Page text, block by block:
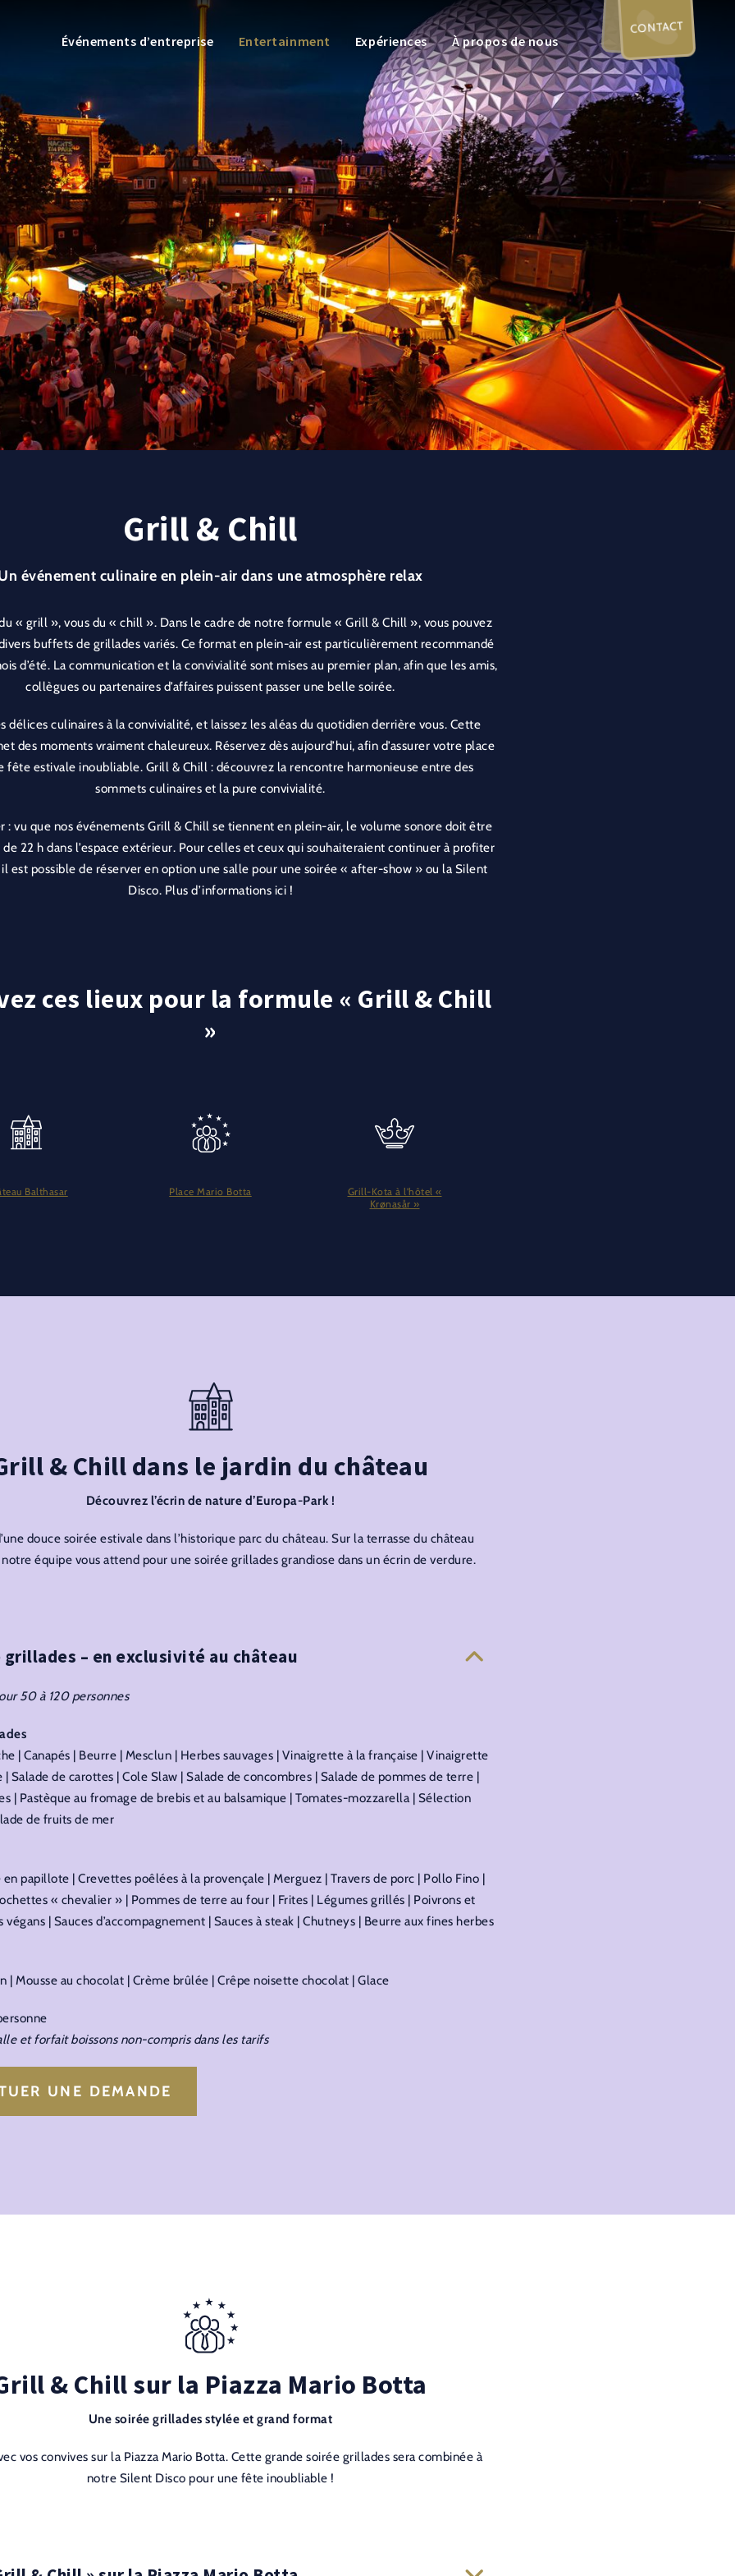
Événements d’entreprise Entertainment Expériences À propos de nous
CONTACT
Grill & Chill
événement culinaire en plein-air dans une atmosphère relax
du « grill », vous du « chill ». Dans le cadre de notre formule « Grill & Chill », vous pouvez
buffets de grillades variés. Ce format en plein-air est particulièrement recommandé
d’été. La communication et la convivialité sont mises au premier plan, afin que les amis,
collègues ou partenaires d’affaires puissent passer une belle soirée.
délices culinaires à la convivialité, et laissez les aléas du quotidien derrière vous. Cette
des moments vraiment chaleureux. Réservez dès aujourd’hui, afin d’assurer votre place
fête estivale inoubliable. Grill & Chill : découvrez la rencontre harmonieuse entre des
sommets culinaires et la pure convivialité.
: vu que nos événements Grill & Chill se tiennent en plein-air, le volume sonore doit être
22 h dans l’espace extérieur. Pour celles et ceux qui souhaiteraient continuer à profiter
est possible de réserver en option une salle pour une soirée « after-show » ou la Silent
Disco. Plus d’informations ici !
ces lieux pour la formule « Grill & Chill
»
Balthasar Place Mario Botta
Grill-Kota à l’hôtel «
Krønasår »
& Chill dans le jardin du château
Découvrez l’écrin de nature d’Europa-Park !
douce soirée estivale dans l’historique parc du château. Sur la terrasse du château
équipe vous attend pour une soirée grillades grandiose dans un écrin de verdure.
– en exclusivité au château
50 à 120 personnes
| Canapés | Beurre | Mesclun | Herbes sauvages | Vinaigrette à la française | Vinaigrette
| Salade de carottes | Cole Slaw | Salade de concombres | Salade de pommes de terre |
| Pastèque au fromage de brebis et au balsamique | Tomates-mozzarella | Sélection
de fruits de mer
papillote | Crevettes poêlées à la provençale | Merguez | Travers de porc | Pollo Fino |
« chevalier » | Pommes de terre au four | Frites | Légumes grillés | Poivrons et
végans | Sauces d’accompagnement | Sauces à steak | Chutneys | Beurre aux fines herbes
| Mousse au chocolat | Crème brûlée | Crêpe noisette chocolat | Glace
et forfait boissons non-compris dans les tarifs
UNE DEMANDE
& Chill sur la Piazza Mario Botta
Une soirée grillades stylée et grand format
vos convives sur la Piazza Mario Botta. Cette grande soirée grillades sera combinée à
notre Silent Disco pour une fête inoubliable !